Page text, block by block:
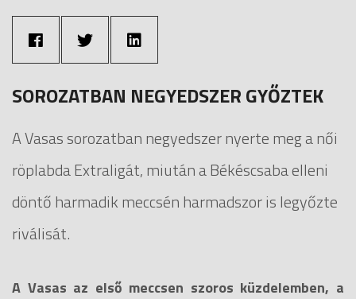
SOROZATBAN NEGYEDSZER GYŐZTEK
A Vasas sorozatban negyedszer nyerte meg a női
röplabda Extraligát, miután a Békéscsaba elleni
döntő harmadik meccsén harmadszor is legyőzte
riválisát.
A Vasas az első meccsen szoros küzdelemben, a